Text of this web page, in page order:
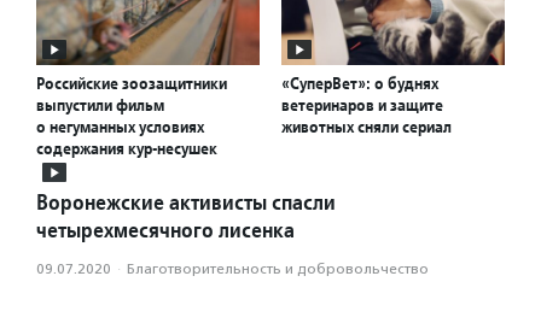
Российские зоозащитники
выпустили фильм
о негуманных условиях
содержания кур-несушек
«СуперВет»: о буднях
ветеринаров и защите
животных сняли сериал
Воронежские активисты спасли
четырехмесячного лисенка
09.07.2020 · Благотвори­тель­ность и доброволь­чест­во